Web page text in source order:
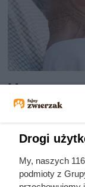
Uwaga
mogą
Pies może być
codziennej
Drogi
My, naszych
podmioty z